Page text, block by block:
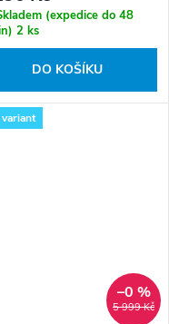
(expedice do 48
2 ks
DO KOŠÍKU
5 999 Kč
–0 %